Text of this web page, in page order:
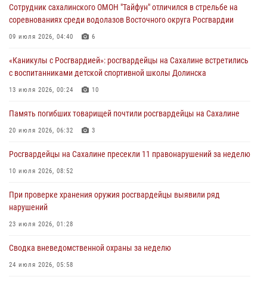
методические сборы с сотрудниками контрольно-технических
пунктов
30 июля 2026, 07:18
8 единиц огнестрельного оружия и 400 патронов изъяли
росгвардейцы у нарушителей на Сахалине
30 июля 2026, 07:02
Сводка вневедомственной охраны за неделю
24 июля 2026, 05:58
Сотрудник сахалинского ОМОН "Тайфун" отличился в стрельбе на
соревнованиях среди водолазов Восточного округа Росгвардии
09 июля 2026, 04:40 6
«Каникулы с Росгвардией»: росгвардейцы на Сахалине встретились
с воспитанниками детской спортивной школы Долинска
13 июля 2026, 00:24 10
Память погибших товарищей почтили росгвардейцы на Сахалине
20 июля 2026, 06:32 3
Росгвардейцы на Сахалине пресекли 11 правонарушений за неделю
10 июля 2026, 08:52
При проверке хранения оружия росгвардейцы выявили ряд
нарушений
23 июля 2026, 01:28
Сводка вневедомственной охраны за неделю
24 июля 2026, 05:58